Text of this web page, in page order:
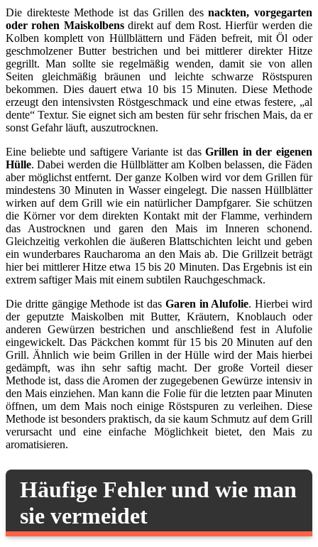
Die direkteste Methode ist das Grillen desnackten, vorgegarten
oder rohen Maiskolbensdirekt auf dem Rost. Hierfür werden die
Kolben komplett von Hüllblättern und Fäden befreit, mit Öl oder
geschmolzener Butter bestrichen und bei mittlerer direkter Hitze
gegrillt. Man sollte sie regelmäßig wenden, damit sie von allen
Seiten gleichmäßig bräunen und leichte schwarze Röstspuren
bekommen. Dies dauert etwa 10 bis 15 Minuten. Diese Methode
erzeugt den intensivsten Röstgeschmack und eine etwas festere, „al
dente“ Textur. Sie eignet sich am besten für sehr frischen Mais, da er
sonst Gefahr läuft, auszutrocknen.
Eine beliebte und saftigere Variante ist dasGrillen in der eigenen
Hülle. Dabei werden die Hüllblätter am Kolben belassen, die Fäden
aber möglichst entfernt. Der ganze Kolben wird vor dem Grillen für
mindestens 30 Minuten in Wasser eingelegt. Die nassen Hüllblätter
wirken auf dem Grill wie ein natürlicher Dampfgarer. Sie schützen
die Körner vor dem direkten Kontakt mit der Flamme, verhindern
das Austrocknen und garen den Mais im Inneren schonend.
Gleichzeitig verkohlen die äußeren Blattschichten leicht und geben
ein wunderbares Raucharoma an den Mais ab. Die Grillzeit beträgt
hier bei mittlerer Hitze etwa 15 bis 20 Minuten. Das Ergebnis ist ein
extrem saftiger Mais mit einem subtilen Rauchgeschmack.
Die dritte gängige Methode ist das Garen in Alufolie. Hierbei wird
der geputzte Maiskolben mit Butter, Kräutern, Knoblauch oder
anderen Gewürzen bestrichen und anschließend fest in Alufolie
eingewickelt. Das Päckchen kommt für 15 bis 20 Minuten auf den
Grill. Ähnlich wie beim Grillen in der Hülle wird der Mais hierbei
gedämpft, was ihn sehr saftig macht. Der große Vorteil dieser
Methode ist, dass die Aromen der zugegebenen Gewürze intensiv in
den Mais einziehen. Man kann die Folie für die letzten paar Minuten
öffnen, um dem Mais noch einige Röstspuren zu verleihen. Diese
Methode ist besonders praktisch, da sie kaum Schmutz auf dem Grill
verursacht und eine einfache Möglichkeit bietet, den Mais zu
aromatisieren.
Häufige Fehler und wie man
sie vermeidet